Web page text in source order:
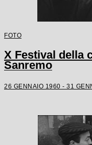
FOTO
X Festival della
Sanremo
26 GENNAIO 1960 - 31